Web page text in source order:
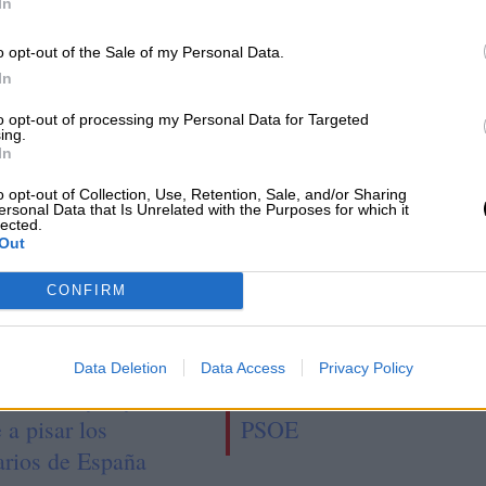
opt-out of the Sale of my Personal Data.
opt-out of processing my Personal Data for Targeted
opt-out of Collection, Use, Retention, Sale, and/or Sharing
Data that Is Unrelated with the Purposes for which it
CONFIRM
Data Deletion Data Access Privacy Policy
especular"
brillantes y boas
a pisar los
de España
María Jesús Montero
PSOE